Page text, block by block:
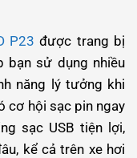
P23 được trang bị
bạn sử dụng nhiều
năng lý tưởng khi
cơ hội sạc pin ngay
sạc USB tiện lợi,
kể cả trên xe hơi